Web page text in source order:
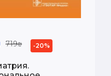
719₪ -20%